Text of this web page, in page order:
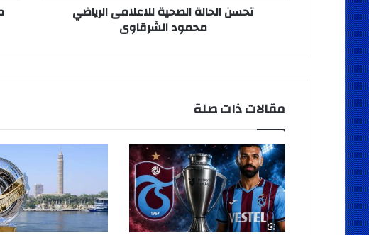
تحسن الحالة الصحية للاعلامى الرياضي
محمود الشرقاوى
مقالات ذات صلة